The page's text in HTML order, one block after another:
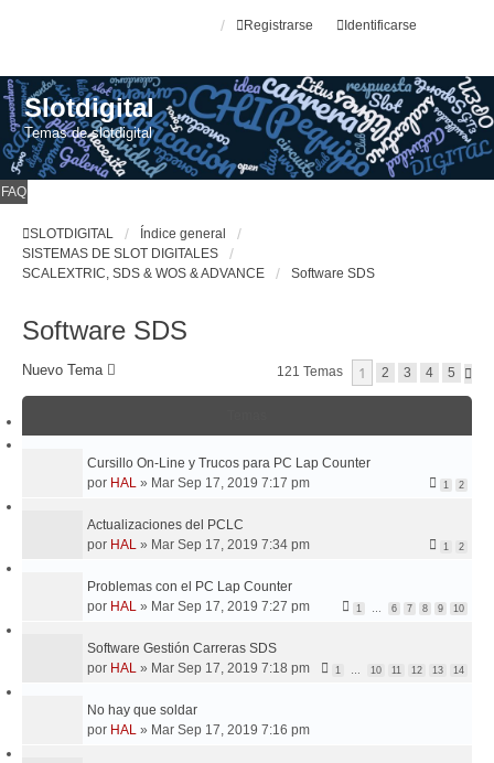
Identificarse
Registrarse
Slotdigital
Temas de slotdigital
FAQ
SLOTDIGITAL
Índice general
SISTEMAS DE SLOT DIGITALES
SCALEXTRIC, SDS & WOS & ADVANCE
Software SDS
Software SDS
Nuevo Tema 121 Temas 1 2 3 4 5
Cursillo On-Line y Trucos para PC Lap Counter
por HAL » Mar Sep 17, 2019 7:17 pm 1 2
Actualizaciones del PCLC
por HAL » Mar Sep 17, 2019 7:34 pm 1 2
Problemas con el PC Lap Counter
por HAL » Mar Sep 17, 2019 7:27 pm 1 … 6 7 8 9 10
Software Gestión Carreras SDS
por HAL » Mar Sep 17, 2019 7:18 pm 1 … 10 11 12 13 14
No hay que soldar
por HAL » Mar Sep 17, 2019 7:16 pm